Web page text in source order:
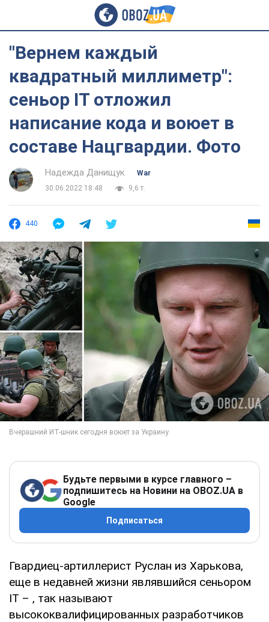
"Вернем каждый
квадратный миллиметр":
сеньор IТ отложил
написание кода и воюет в
составе Нацгвардии. Фото
Надежда Данищук
War
30.06.2022 18:48
9,6 т.
440
Будьте первыми в курсе главного –
подпишитесь на Новини на OBOZ.UA в
Google
Подписаться
Гвардиец-артиллерист Руслан из Харькова,
еще в недавней жизни являвшийся сеньором
IТ – , так называют
высококвалифицированных разработчиков